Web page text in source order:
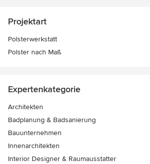
Projektart
Polsterwerkstatt
Polster nach Maß
Expertenkategorie
Architekten
Badplanung & Badsanierung
Bauunternehmen
Innenarchitekten
Interior Designer & Raumausstatter